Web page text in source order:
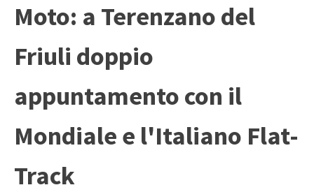
Moto: a Terenzano del
Friuli doppio
appuntamento con il
Mondiale e l'Italiano Flat-
Track